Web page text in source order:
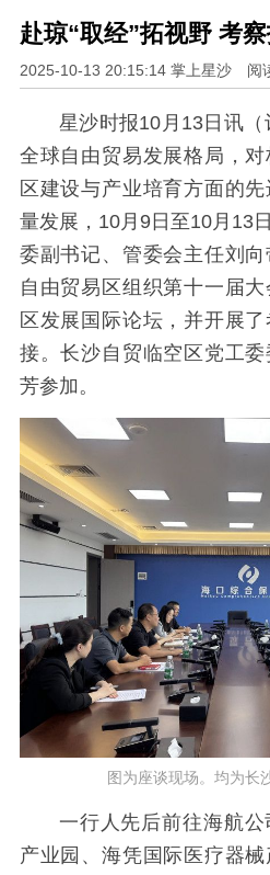
赴琼“取经”拓视野 考
2025-10-13 20:15:14 掌上星沙 阅
星沙时报10月13日讯
全球自由贸易发展格局，
区建设与产业培育方面的
量发展，10月9日至10月13
委副书记、管委会主任刘
自由贸易区组织第十一届
区发展国际论坛，并开展
接。长沙自贸临空区党工
芳参加。
图为座谈现场。均为长
一行人先后前往海航
产业园、海凭国际医疗器